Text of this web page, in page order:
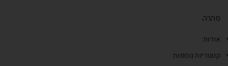
סהרה
אודות
קטגוריות נוספות